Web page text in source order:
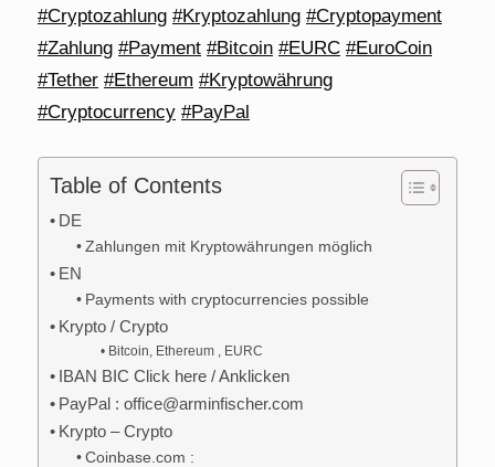
#Cryptozahlung #Kryptozahlung #Cryptopayment
#Zahlung #Payment #Bitcoin #EURC #EuroCoin
#Tether #Ethereum #Kryptowährung
#Cryptocurrency #PayPal
Table of Contents
DE
Zahlungen mit Kryptowährungen möglich
EN
Payments with cryptocurrencies possible
Krypto / Crypto
Bitcoin, Ethereum , EURC
IBAN BIC Click here / Anklicken
PayPal : office@arminfischer.com
Krypto – Crypto
Coinbase.com :